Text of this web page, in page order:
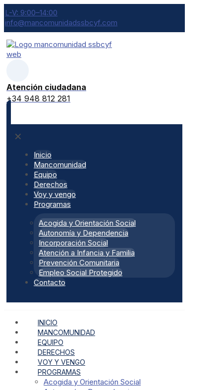
L-V: 9:00–14:00
info@mancomunidadssbcyf.com
Atención ciudadana
+34 948 812 281
✕
Inicio
Mancomunidad
Equipo
Derechos
Voy y vengo
Programas
Acogida y Orientación Social
Autonomía y Dependencia
Incorporación Social
Atención a Infancia y Familia
Prevención Comunitaria
Empleo Social Protegido
Contacto
INICIO
MANCOMUNIDAD
EQUIPO
DERECHOS
VOY Y VENGO
PROGRAMAS
Acogida y Orientación Social